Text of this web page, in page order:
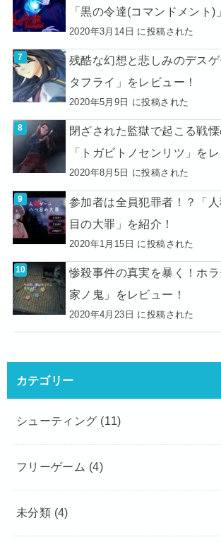
「黒の令達(コマンドメント)
2020年3月14日 に投稿された
残酷な幻想と悲しみのデス
タフライ」をレビュー！
2020年5月9日 に投稿された
閉ざされた監獄で起こる戦
「トガビトノセンリツ」をレ
2020年8月5日 に投稿された
参加者は全員犯罪者！？「
目の大罪」を紹介！
2020年1月15日 に投稿された
惨殺事件の真実を暴く！ホ
家ノ鬼」をレビュー！
2020年4月23日 に投稿された
カテゴリー
シューティング (11)
フリーゲーム (4)
未分類 (4)